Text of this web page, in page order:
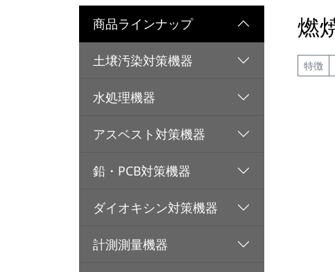
燃
特徴
商品ラインナップ
土壌汚染対策機器
水処理機器
アスベスト対策機器
鉛・PCB対策機器
ダイオキシン対策機器
計測測量機器